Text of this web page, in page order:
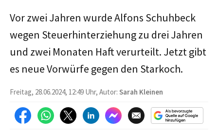
Vor zwei Jahren wurde Alfons Schuhbeck
wegen Steuerhinterziehung zu drei Jahren
und zwei Monaten Haft verurteilt. Jetzt gibt
es neue Vorwürfe gegen den Starkoch.
Freitag, 28.06.2024, 12:49 Uhr, Autor: Sarah Kleinen